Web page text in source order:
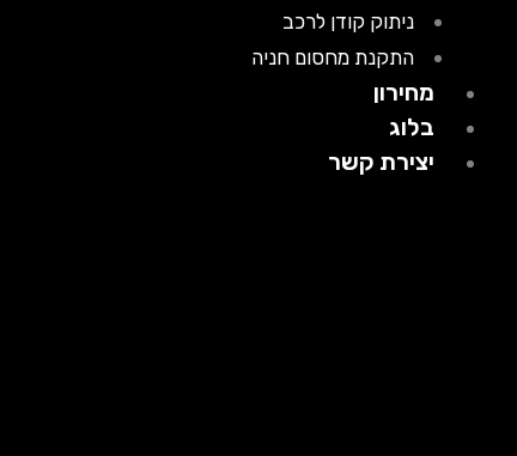
ניתוק קודן לרכב
התקנת מחסום חניה
מחירון
בלוג
יצירת קשר